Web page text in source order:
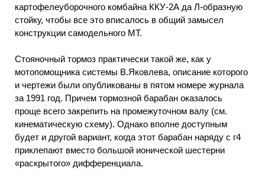
картофелеуборочного комбайна ККУ-2А да Л-образную
стойку, чтобы все это вписалось в общий замысел
конструкции самодельного МТ.
Стояночный тормоз практически такой же, как у
мотопомощника системы В.Яковлева, описание которого
и чертежи были опубликованы в пятом номере журнала
за 1991 год. Причем тормозной барабан оказалось
проще всего закрепить на промежуточном валу (см.
кинематическую схему). Однако вполне доступным
будет и другой вариант, когда этот барабан наряду с г4
приклепают вместо большой ионической шестерни
«раскрытого» дифференциала.